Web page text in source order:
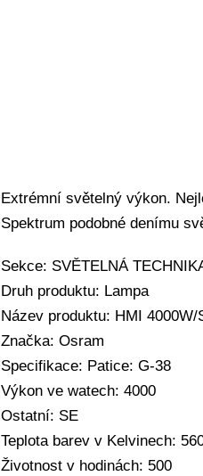
Extrémní světelný výkon.
Spektrum podobné denímu
Sekce: SVĚTELNÁ
Druh produktu: Lampa
Název produktu: HMI
Značka: Osram
Specifikace: Patice: G-38
Výkon ve watech: 4000
Ostatní: SE
Teplota barev v Kelvinech:
Životnost v hodinách: 500